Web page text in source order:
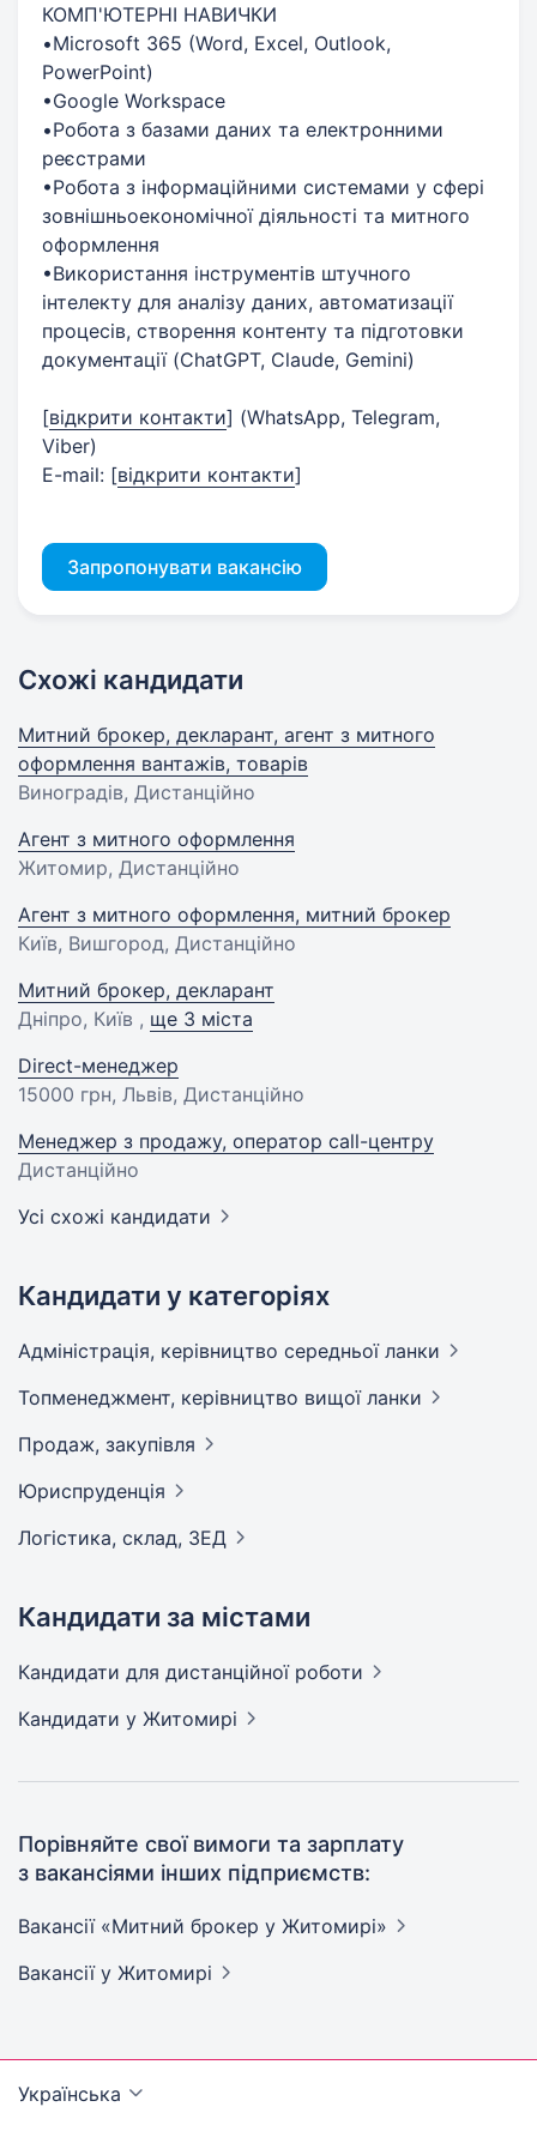
КОМП'ЮТЕРНІ НАВИЧКИ
•Microsoft 365 (Word, Excel, Outlook,
PowerPoint)
•Google Workspace
•Робота з базами даних та електронними
реєстрами
•Робота з інформаційними системами у сфері
зовнішньоекономічної діяльності та митного
оформлення
•Використання інструментів штучного
інтелекту для аналізу даних, автоматизації
процесів, створення контенту та підготовки
документації (ChatGPT, Claude, Gemini)
[відкрити контакти] (WhatsApp, Telegram,
Viber)
E-mail: [відкрити контакти]
Запропонувати вакансію
Схожі кандидати
Митний брокер, декларант, агент з митного
оформлення вантажів, товарів
Виноградів, Дистанційно
Агент з митного оформлення
Житомир, Дистанційно
Агент з митного оформлення, митний брокер
Київ, Вишгород, Дистанційно
Митний брокер, декларант
Дніпро, Київ , ще 3 міста
Direct-менеджер
15000 грн, Львів, Дистанційно
Менеджер з продажу, оператор call-центру
Дистанційно
Усі схожі кандидати
Кандидати у категоріях
Адмiнiстрацiя, керівництво середньої ланки
Топменеджмент, керівництво вищої ланки
Продаж, закупівля
Юриспруденція
Логістика, склад, ЗЕД
Кандидати за містами
Кандидати для дистанційної роботи
Кандидати у Житомирі
Порівняйте свої вимоги та зарплату
з вакансіями інших підприємств:
Вакансії «Митний брокер у Житомирі»
Вакансії у Житомирі
Українська